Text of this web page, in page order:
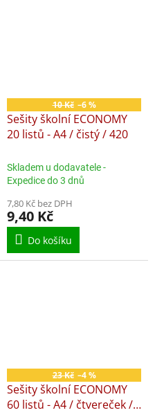
10 Kč –6 %
Sešity školní ECONOMY
20 listů - A4 / čistý / 420
Skladem u dodavatele -
Expedice do 3 dnů
7,80 Kč bez DPH
9,40 Kč
Do košíku
23 Kč –4 %
Sešity školní ECONOMY
60 listů - A4 / čtvereček /